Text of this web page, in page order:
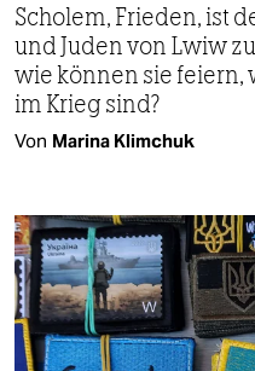
Scholem, Frieden, ist
und Juden von Lwiw
wie können sie feiern,
im Krieg sind?
Von Marina Klimchuk